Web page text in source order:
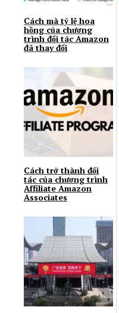
Cách mà tỷ lệ hoa
hồng của chương
trình đối tác Amazon
đã thay đổi
Cách trở thành đối
tác của chương trình
Affiliate Amazon
Associates